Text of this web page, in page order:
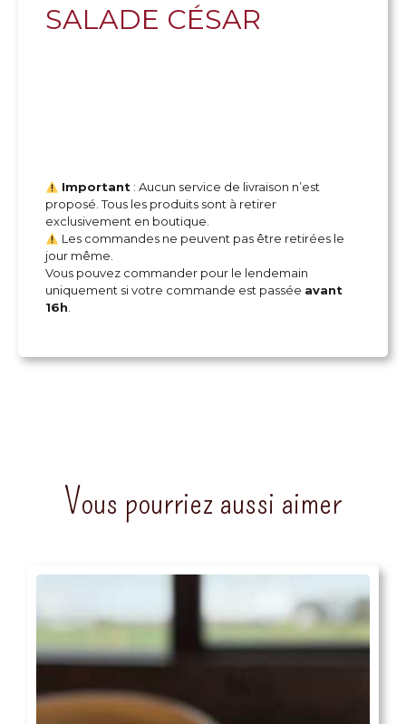
SALADE CÉSAR
Important: Aucun service de livraison n’est
proposé. Tous les produits sont à retirer
exclusivement en boutique.
Les commandes ne peuvent pas être retirées le
jour même.
Vous pouvez commander pour le lendemain
uniquement si votre commande est passée avant
16h.
Vous pourriez aussi aimer